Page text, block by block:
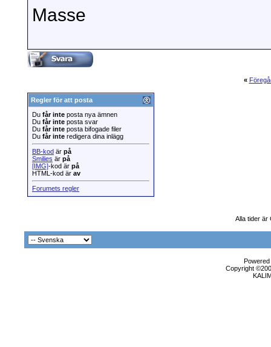
Masse
«
Regler för att posta
Du får inte posta nya ämnen
Du får inte posta svar
Du får inte posta bifogade filer
Du får inte redigera dina inlägg
BB-kod är på
Smilies är på
[IMG]-kod är på
HTML-kod är av
Forumets regler
Alla tider är
Copyright